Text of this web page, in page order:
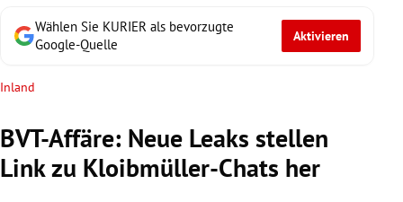
Wählen Sie KURIER als bevorzugte
Google-Quelle
Aktivieren
Inland
BVT-Affäre: Neue Leaks stellen
Link zu Kloibmüller-Chats her